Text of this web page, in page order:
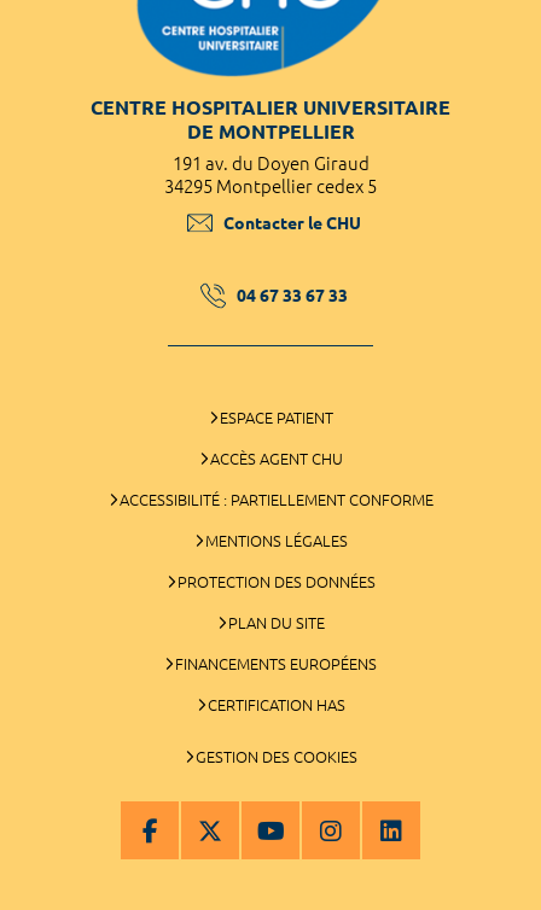
CENTRE HOSPITALIER UNIVERSITAIRE
DE MONTPELLIER
191 av. du Doyen Giraud
34295 Montpellier cedex 5
Contacter le CHU
04 67 33 67 33
ESPACE PATIENT
ACCÈS AGENT CHU
ACCESSIBILITÉ : PARTIELLEMENT CONFORME
MENTIONS LÉGALES
PROTECTION DES DONNÉES
PLAN DU SITE
FINANCEMENTS EUROPÉENS
CERTIFICATION HAS
GESTION DES COOKIES